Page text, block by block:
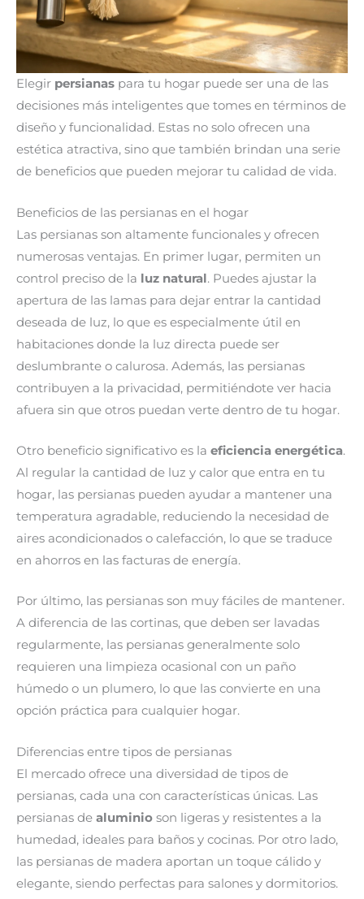
Elegir persianas para tu hogar puede ser una de las
decisiones más inteligentes que tomes en términos de
diseño y funcionalidad. Estas no solo ofrecen una
estética atractiva, sino que también brindan una serie
de beneficios que pueden mejorar tu calidad de vida.
Beneficios de las persianas en el hogar
Las persianas son altamente funcionales y ofrecen
numerosas ventajas. En primer lugar, permiten un
control preciso de la luz natural. Puedes ajustar la
apertura de las lamas para dejar entrar la cantidad
deseada de luz, lo que es especialmente útil en
habitaciones donde la luz directa puede ser
deslumbrante o calurosa. Además, las persianas
contribuyen a la privacidad, permitiéndote ver hacia
afuera sin que otros puedan verte dentro de tu hogar.
Otro beneficio significativo es la eficiencia energética.
Al regular la cantidad de luz y calor que entra en tu
hogar, las persianas pueden ayudar a mantener una
temperatura agradable, reduciendo la necesidad de
aires acondicionados o calefacción, lo que se traduce
en ahorros en las facturas de energía.
Por último, las persianas son muy fáciles de mantener.
A diferencia de las cortinas, que deben ser lavadas
regularmente, las persianas generalmente solo
requieren una limpieza ocasional con un paño
húmedo o un plumero, lo que las convierte en una
opción práctica para cualquier hogar.
Diferencias entre tipos de persianas
El mercado ofrece una diversidad de tipos de
persianas, cada una con características únicas. Las
persianas de aluminio son ligeras y resistentes a la
humedad, ideales para baños y cocinas. Por otro lado,
las persianas de madera aportan un toque cálido y
elegante, siendo perfectas para salones y dormitorios.